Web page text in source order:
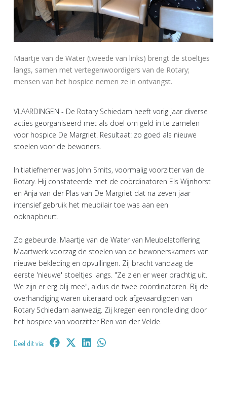
Maartje van de Water (tweede van links) brengt de stoeltjes
langs, samen met vertegenwoordigers van de Rotary;
mensen van het hospice nemen ze in ontvangst.
VLAARDINGEN - De Rotary Schiedam heeft vorig jaar diverse
acties georganiseerd met als doel om geld in te zamelen
voor hospice De Margriet. Resultaat: zo goed als nieuwe
stoelen voor de bewoners.
Initiatiefnemer was John Smits, voormalig voorzitter van de
Rotary. Hij constateerde met de coördinatoren Els Wijnhorst
en Anja van der Plas van De Margriet dat na zeven jaar
intensief gebruik het meubilair toe was aan een
opknapbeurt.
Zo gebeurde. Maartje van de Water van Meubelstoffering
Maartwerk voorzag de stoelen van de bewonerskamers van
nieuwe bekleding en opvullingen. Zij bracht vandaag de
eerste 'nieuwe' stoeltjes langs. "Ze zien er weer prachtig uit.
We zijn er erg blij mee", aldus de twee coördinatoren. Bij de
overhandiging waren uiteraard ook afgevaardigden van
Rotary Schiedam aanwezig. Zij kregen een rondleiding door
het hospice van voorzitter Ben van der Velde.
Deel dit via: